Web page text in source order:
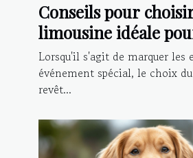
Conseils pour
limousine idéale
type d'événement
Lorsqu'il s'agit de marquer les
événement spécial, le choix
revêt...